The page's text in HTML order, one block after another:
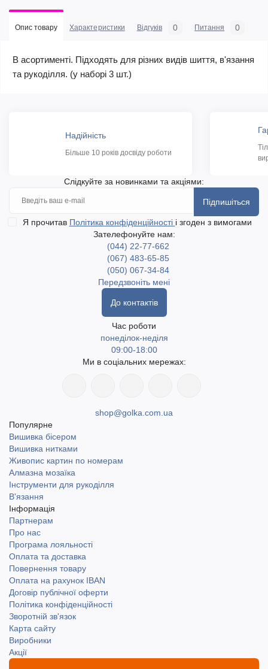
Опис товару Характеристики Відгуків 0 Питання 0
В асортименті. Підходять для різних видів шиття, в'язання
та рукоділля. (у наборі 3 шт.)
Надійність
Більше 10 років досвіду роботи
Слідкуйте за новинками та акціями:
Підпишіться
Я прочитав Політика конфіденційності і згоден з вимогами
Зателефонуйте нам:
(044) 22-77-662
(067) 483-65-85
(050) 067-34-84
Передзвоніть мені
До контактів
Час роботи
понеділок-неділя
09:00-18:00
Ми в соціальних мережах:
shop@golka.com.ua
Популярне
Вишивка бісером
Вишивка нитками
Живопис картин по номерам
Алмазна мозаїка
Інструменти для рукоділля
В'язання
Інформація
Партнерам
Про нас
Програма лояльності
Оплата та доставка
Повернення товару
Оплата на рахунок IBAN
Договір публічної оферти
Політика конфіденційності
Зворотній зв'язок
Карта сайту
Виробники
Акції